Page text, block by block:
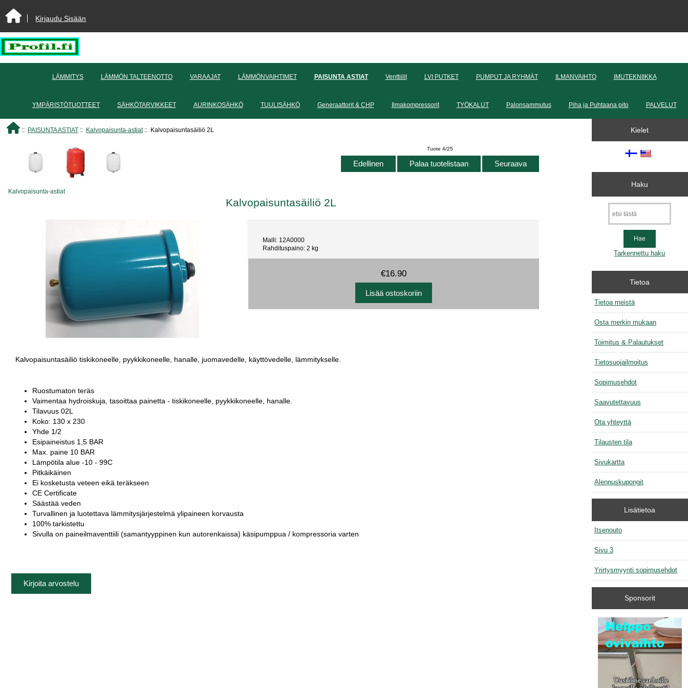
Kirjaudu Sisään
LÄMMITYS LÄMMÖN TALTEENOTTO VARAAJAT LÄMMÖNVAIHTIMET PAISUNTA ASTIAT Venttiilit LVI PUTKET PUMPUT JA RYHMÄT ILMANVAIHTO IMUTEKNIIKKA
YMPÄRISTÖTUOTTEET SÄHKÖTARVIKKEET AURINKOSÄHKÖ TUULISÄHKÖ Generaattorit & CHP Ilmakompressorit TYÖKALUT Palonsammutus Piha ja Puhtaana pito PALVELUT
:: PAISUNTA ASTIAT:: Kalvopaisunta-astiat:: Kalvopaisuntasäiliö 2L
Kalvopaisunta-astiat
Tuote 4/25
Edellinen Palaa tuotelistaan Seuraava
Kalvopaisuntasäiliö 2L
Malli: 12A0000
Rahdituspaino: 2 kg
€16.90
Kalvopaisuntasäiliö tiskikoneelle, pyykkikoneelle, hanalle, juomavedelle, käyttövedelle, lämmitykselle.
Ruostumaton teräs
Vaimentaa hydroiskuja, tasoittaa painetta - tiskikoneelle, pyykkikoneelle, hanalle.
Tilavuus 02L
Koko: 130 x 230
Yhde 1/2
Esipaineistus 1,5 BAR
Max. paine 10 BAR
Lämpötila alue -10 - 99C
Pitkäikäinen
Ei kosketusta veteen eikä teräkseen
CE Certificate
Säästää veden
Turvallinen ja luotettava lämmitysjärjestelmä ylipaineen korvausta
100% tarkistettu
Sivulla on paineilmaventtiili (samantyyppinen kun autorenkaissa) käsipumppua / kompressoria varten
Kirjoita arvostelu
Kielet
Haku
Tarkennettu haku
Tietoa
Tietoa meistä
Osta merkin mukaan
Toimitus & Palautukset
Tietosuojailmoitus
Sopimusehdot
Saavutettavuus
Ota yhteyttä
Tilausten tila
Sivukartta
Alennuskupongit
Lisätietoa
Itsenouto
Sivu 3
Yrirtysmyynti sopimusehdot
Sponsorit